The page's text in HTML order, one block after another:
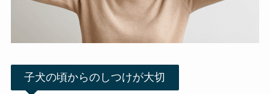
子犬の頃からのしつけが大切